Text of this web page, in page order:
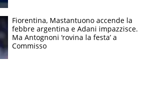
Fiorentina, Mastantuono accende la
febbre argentina e Adani impazzisce.
Ma Antognoni ‘rovina la festa’ a
Commisso